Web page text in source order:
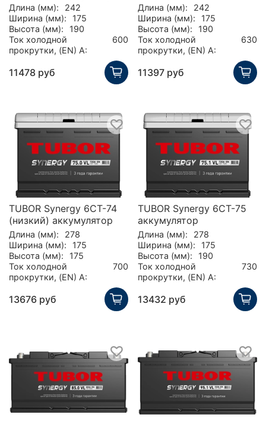
Длина (мм):
242
Ширина (мм):
175
Высота (мм):
190
Ток холодной
прокрутки, (EN) А:
600
11478 руб
Длина (мм):
242
Ширина (мм):
175
Высота (мм):
190
Ток холодной
прокрутки, (EN) А:
630
11397 руб
TUBOR Synergy 6СТ-74
(низкий) аккумулятор
Длина (мм):
278
Ширина (мм):
175
Высота (мм):
175
Ток холодной
прокрутки, (EN) А:
700
13676 руб
TUBOR Synergy 6СТ-75
аккумулятор
Длина (мм):
278
Ширина (мм):
175
Высота (мм):
190
Ток холодной
прокрутки, (EN) А:
730
13432 руб